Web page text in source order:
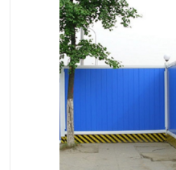
岩棉板
生产加工单板复合围挡 市
政围挡